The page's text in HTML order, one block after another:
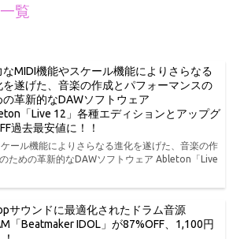
覧
なMIDI機能やスケール機能によりさらなる
を遂げた、音楽の作成とパフォーマンスの
の革新的なDAWソフトウェア
「Live 12」各種エディションとアップグ
過去最安値に！！
ール機能によりさらなる進化を遂げた、音楽の作
ための革新的なDAWソフトウェア Ableton「Live
サウンドに最適化されたドラム音源
「Beatmaker IDOL」が87%OFF、1,100円